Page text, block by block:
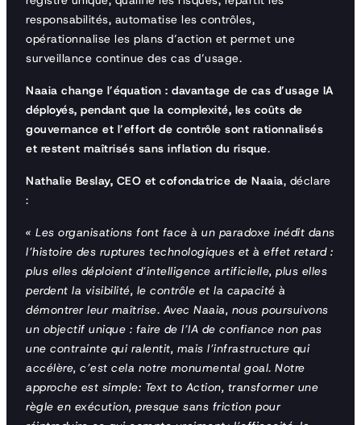
responsabilités, automatise les contrôles,
opérationnalise les plans d’action et permet une
surveillance continue des cas d’usage.
Naaia change l’équation : davantage de cas d’usage IA
déployés, pendant que la complexité, les coûts de
gouvernance et l’effort de contrôle sont rationnalisés
et restent maîtrisés sans inflation du risque.
Nathalie Beslay, CEO et cofondatrice de Naaia, déclare
:
« Les organisations font face à un paradoxe inédit dans
l’histoire des ruptures technologiques et à effet retard :
plus elles déploient d’intelligence artificielle, plus elles
perdent la visibilité, le contrôle et la capacité à
démontrer leur maîtrise. Avec Naaia, nous poursuivons
un objectif unique : faire de l’IA de confiance non pas
une contrainte qui ralentit, mais l’infrastructure qui
accélère, c’est cela notre monumental goal. Notre
approche est simple: Text to Action, transformer une
règle en exécution, presque sans friction pour